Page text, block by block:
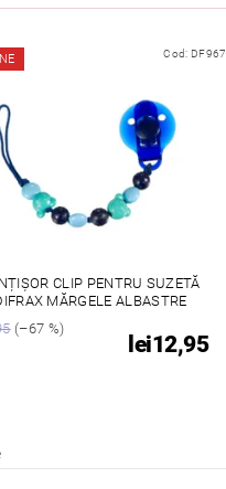
Cod: DF967
CLIP PENTRU SUZETĂ
MĂRGELE ALBASTRE
(–67 %)
lei12,95